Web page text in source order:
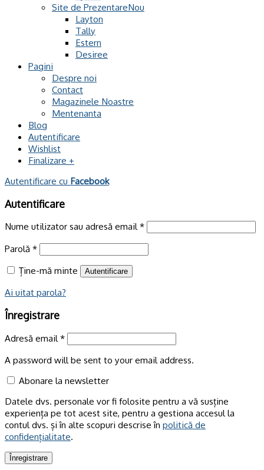
Site de Prezentare
Layton
Tally
Estern
Desiree
Pagini
Despre noi
Contact
Magazinele Noastre
Mentenanta
Blog
Autentificare
Wishlist
Finalizare +
Autentificare cu Facebook
Autentificare
Nume utilizator sau adresă email*
Parolă *
Ține-mă minte
Autentificare
Ai uitat parola?
Înregistrare
Adresă email *
A password will be sent to your email address.
Abonare la newsletter
Datele dvs. personale vor fi folosite pentru a vă susține
experiența pe tot acest site, pentru a gestiona accesul la
contul dvs. și în alte scopuri descrise în politică de
confidențialitate.
Înregistrare